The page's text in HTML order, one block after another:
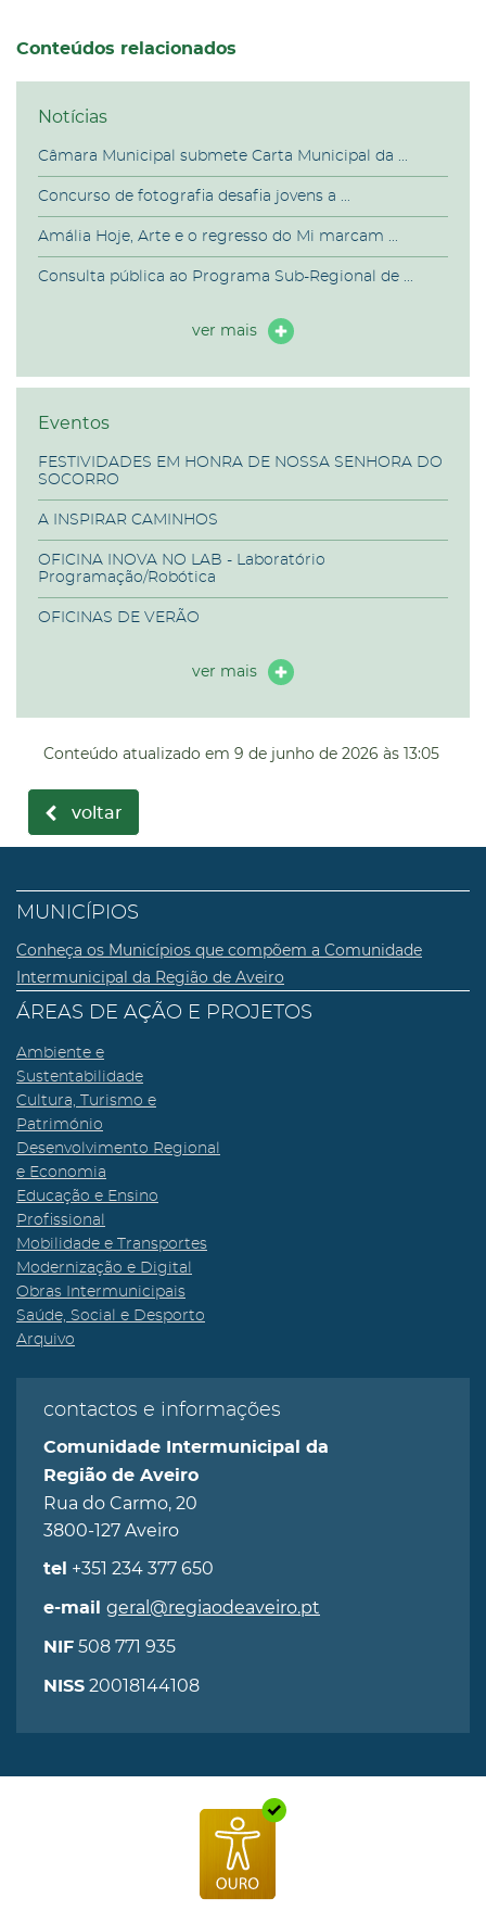
Conteúdos relacionados
Notícias
Câmara Municipal submete Carta Municipal da ...
Concurso de fotografia desafia jovens a ...
Amália Hoje, Arte e o regresso do Mi marcam ...
Consulta pública ao Programa Sub-Regional de ...
ver mais
Eventos
FESTIVIDADES EM HONRA DE NOSSA SENHORA DO
SOCORRO
A INSPIRAR CAMINHOS
OFICINA INOVA NO LAB - Laboratório
Programação/Robótica
OFICINAS DE VERÃO
ver mais
Conteúdo atualizado em 9 de junho de 2026 às 13:05
voltar
MUNICÍPIOS
Conheça os Municípios que compõem a Comunidade
Intermunicipal da Região de Aveiro
ÁREAS DE AÇÃO E PROJETOS
Ambiente e
Sustentabilidade
Cultura, Turismo e
Património
Desenvolvimento Regional
e Economia
Educação e Ensino
Profissional
Mobilidade e Transportes
Modernização e Digital
Obras Intermunicipais
Saúde, Social e Desporto
Arquivo
contactos e informações
Comunidade Intermunicipal da
Região de Aveiro
Rua do Carmo, 20
3800-127 Aveiro
tel +351 234 377 650
e-mail geral@regiaodeaveiro.pt
NIF 508 771 935
NISS 20018144108